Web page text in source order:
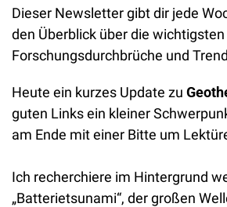
Dieser Newsletter gibt dir jede
den Überblick über die
Forschungsdurchbrüche und
Heute ein kurzes Update zu
guten Links ein kleiner
am Ende mit einer Bitte um
Ich recherchiere im Hintergrund
„Batterietsunami“, der großen